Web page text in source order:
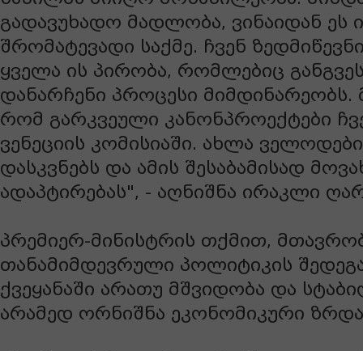
გადავუხადო მადლობა, ვინაიდან
შრომატევადი საქმე. ჩვენ
ყველა ის პირობა, რომლებიც
დანარჩენი პროცესი მიმდინარეობს.
რომ გარკვეული კანონპროექტები
ვენეციის კომისიაში. ახლა
დასკვნებს და ამის შესაბამისად
ადაპტირებას", - აღნიშნა ირაკლი
პრემიერ-მინისტრის თქმით,
თანამიმდევრული პოლიტიკის
ქვეყანაში არათუ მშვიდობა და
არამედ ორნიშნა ეკონომიკური ზრდა